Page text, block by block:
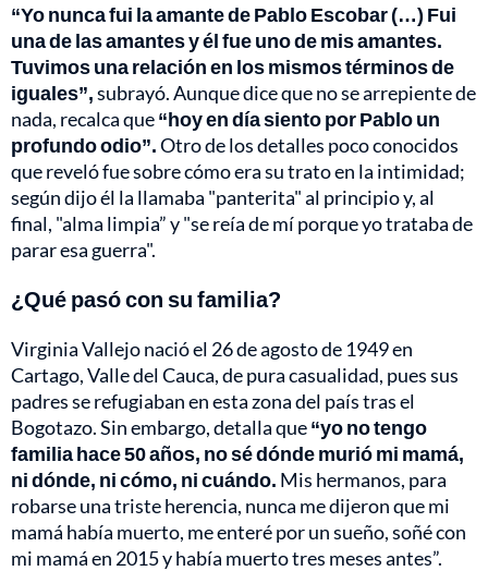
“Yo nunca fui la amante de Pablo Escobar (…) Fui
una de las amantes y él fue uno de mis amantes.
Tuvimos una relación en los mismos términos de
iguales”,subrayó. Aunque dice que no se arrepiente de
nada, recalca que“hoy en día siento por Pablo un
profundo odio”.Otro de los detalles poco conocidos
que reveló fue sobre cómo era su trato en la intimidad;
según dijo él la llamaba "panterita" al principio y, al
final, "alma limpia” y "se reía de mí porque yo trataba de
parar esa guerra".
¿Qué pasó con su familia?
Virginia Vallejo nació el 26 de agosto de 1949 en
Cartago, Valle del Cauca, de pura casualidad, pues sus
padres se refugiaban en esta zona del país tras el
Bogotazo. Sin embargo, detalla que“yo no tengo
familia hace 50 años, no sé dónde murió mi mamá,
ni dónde, ni cómo, ni cuándo. Mis hermanos, para
robarse una triste herencia, nunca me dijeron que mi
mamá había muerto, me enteré por un sueño, soñé con
mi mamá en 2015 y había muerto tres meses antes”.